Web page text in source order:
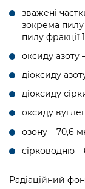
зважені
зокрема пилу
пилу фракції
оксиду азоту
діоксиду
діоксиду
оксиду
озону – 70,6
сірководню –
Радіаційний